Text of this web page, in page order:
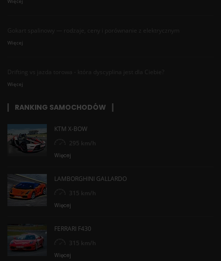
Gokart spalinowy — rodzaje, ceny i porównanie z elektrycznym
Więcej
Drifting vs jazda torowa - która dyscyplina jest dla Ciebie?
Więcej
RANKING SAMOCHODÓW
KTM X-BOW
295 km/h
Więcej
LAMBORGHINI GALLARDO
315 km/h
Więcej
FERRARI F430
315 km/h
Więcej